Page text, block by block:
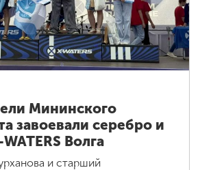
Мининского
завоевали серебро и
Волга
и старший